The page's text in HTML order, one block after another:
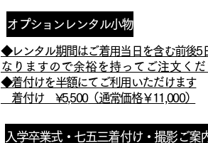
◆レンタル期間はご着用当日を含む前後5
なりますので余裕を持ってご注文くだ
◆着付けを半額にてご利用いただけます
着付け ¥5,500（通常価格￥11,000）
入学卒業式・七五三着付け・撮影ご案
オプションレンタル小物